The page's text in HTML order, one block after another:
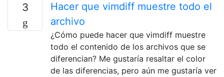
3
Hacer que vimdiff muestre todo el
archivo
¿Cómo puede hacer que vimdiff muestre
todo el contenido de los archivos que se
diferencian? Me gustaría resaltar el color
de las diferencias, pero aún me gustaría ver